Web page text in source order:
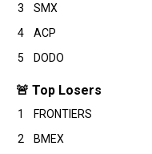
3
SMX
4
ACP
5
DODO
🚨 Top Losers
1 FRONTIERS
2
BMEX